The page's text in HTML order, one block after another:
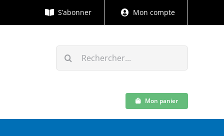
S’abonner Mon compte
Rechercher:
Mon panier